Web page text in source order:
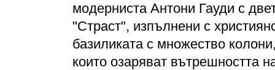
модерниста Антони Гауди с
"Страст", изпълнени с
базиликата с множество
които озаряват вътрешността